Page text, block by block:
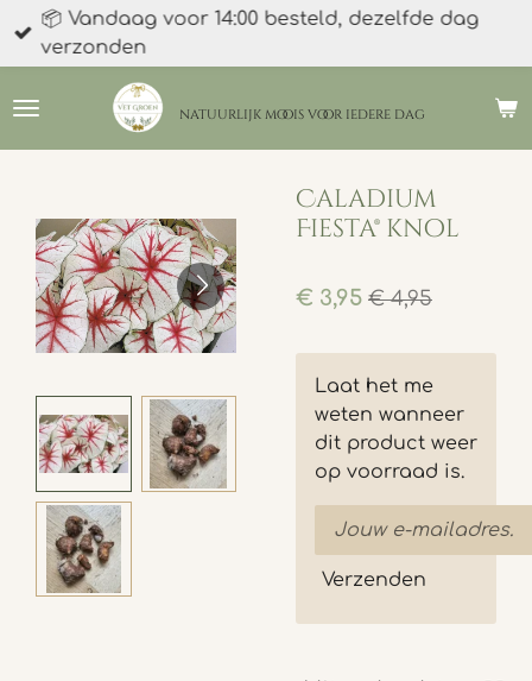
Ga
direct
de
natuurlijk moois voor iedere dag
📦 Vandaag voor 14:00 besteld, dezelfde dag
verzonden
Caladium
Fiesta® knol
€ 3,95 € 4,95
Laat het me
weten wanneer
dit product weer
op voorraad is.
Verzenden